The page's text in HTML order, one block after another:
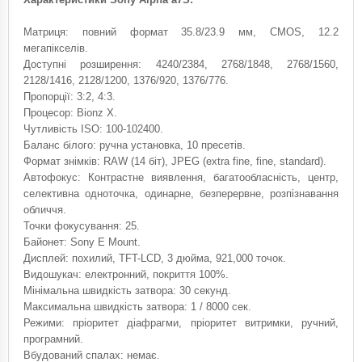
Матриця: повний формат 35.8/23.9 мм, CMOS, 12.2
мегапікселів.
Доступні розширення: 4240/2384, 2768/1848, 2768/1560,
2128/1416, 2128/1200, 1376/920, 1376/776.
Пропорції: 3:2, 4:3.
Процесор: Bionz X.
Чутливість ISO: 100-102400.
Баланс білого: ручна установка, 10 пресетів.
Формат знімків: RAW (14 біт), JPEG (extra fine, fine, standard).
Автофокус: Контрастне виявлення, багатообласність, центр,
селективна одноточка, одинарне, безперервне, розпізнавання
обличчя.
Точки фокусування: 25.
Байонет: Sony E Mount.
Дисплей: похилий, TFT-LCD, 3 дюйма, 921,000 точок.
Видошукач: електронний, покриття 100%.
Мінімальна швидкість затвора: 30 секунд.
Максимальна швидкість затвора: 1 / 8000 сек.
Режими: пріоритет діафрагми, пріоритет витримки, ручний,
програмний.
Вбудований спалах: немає.